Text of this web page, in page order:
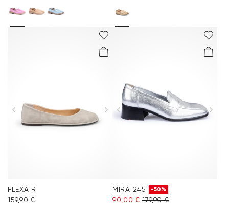
FLEXA R
159,90 €
MIRA 245 -50%
90,00 € 179,90 €